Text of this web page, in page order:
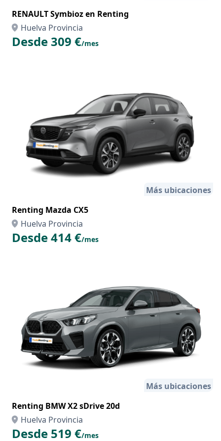
RENAULT Symbioz en Renting
Huelva Provincia
Desde 309 €/mes
Más ubicaciones
Renting Mazda CX5
Huelva Provincia
Desde 414 €/mes
Más ubicaciones
Renting BMW X2 sDrive 20d
Huelva Provincia
Desde 519 €/mes